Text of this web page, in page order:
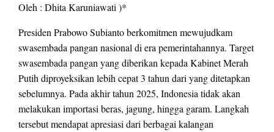
Oleh : Dhita Karuniawati )*
Presiden Prabowo Subianto berkomitmen mewujudkam
swasembada pangan nasional di era pemerintahannya. Target
swasembada pangan yang diberikan kepada Kabinet Merah
Putih diproyeksikan lebih cepat 3 tahun dari yang ditetapkan
sebelumnya. Pada akhir tahun 2025, Indonesia tidak akan
melakukan importasi beras, jagung, hingga garam. Langkah
tersebut mendapat apresiasi dari berbagai kalangan